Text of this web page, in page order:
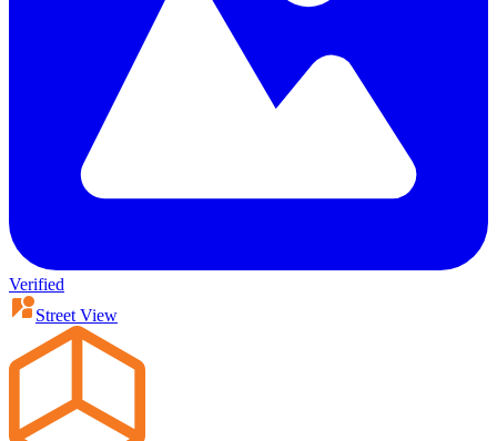
Verified
Street View